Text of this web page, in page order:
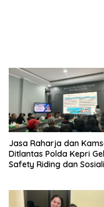
Jasa Raharja dan
Ditlantas Polda Kepri
Safety Riding dan
Indonesia